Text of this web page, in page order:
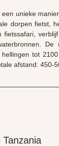
unieke
dorpen fietst,
hellingen tot
afstand: 450-